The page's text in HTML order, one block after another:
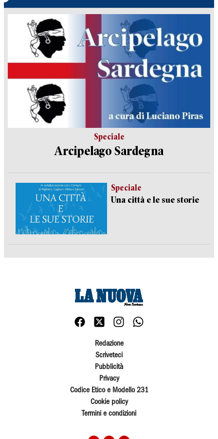
Speciale
Arcipelago Sardegna
Speciale
Una città e le sue storie
Redazione
Scriveteci
Pubblicità
Privacy
Codice Etico e Modello 231
Cookie policy
Termini e condizioni